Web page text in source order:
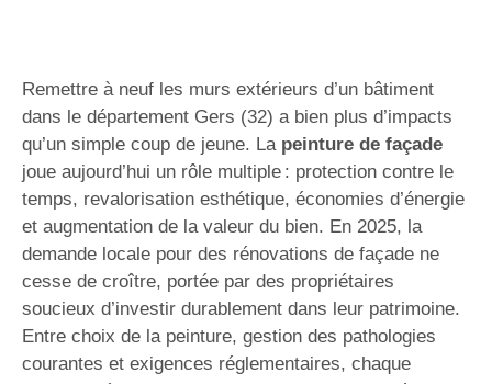
Remettre à neuf les murs extérieurs d’un bâtiment
dans le département Gers (32) a bien plus d’impacts
qu’un simple coup de jeune. La peinture de façade
joue aujourd’hui un rôle multiple : protection contre le
temps, revalorisation esthétique, économies d’énergie
et augmentation de la valeur du bien. En 2025, la
demande locale pour des rénovations de façade ne
cesse de croître, portée par des propriétaires
soucieux d’investir durablement dans leur patrimoine.
Entre choix de la peinture, gestion des pathologies
courantes et exigences réglementaires, chaque